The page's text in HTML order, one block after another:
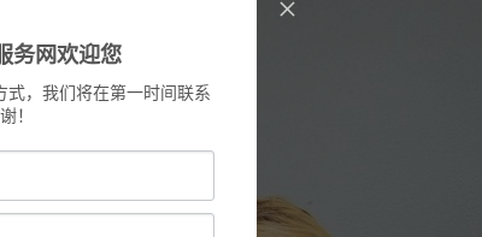
务网欢迎您
，我们将在第一时间联系
！